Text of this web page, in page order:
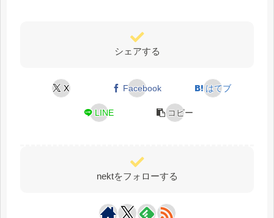
シェアする
X Facebook はてブ
LINE コピー
nektをフォローする